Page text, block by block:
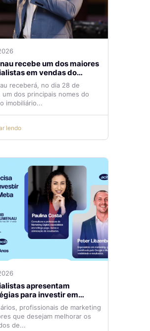
recebe um dos maiores
vendas do
imobiliário
receberá, no dia 28 de
um dos principais nomes do
imobiliário...
lendo
apresentam
para investir em
pago com mais eficiência
profissionais de marketing
que desejam melhorar os
de...